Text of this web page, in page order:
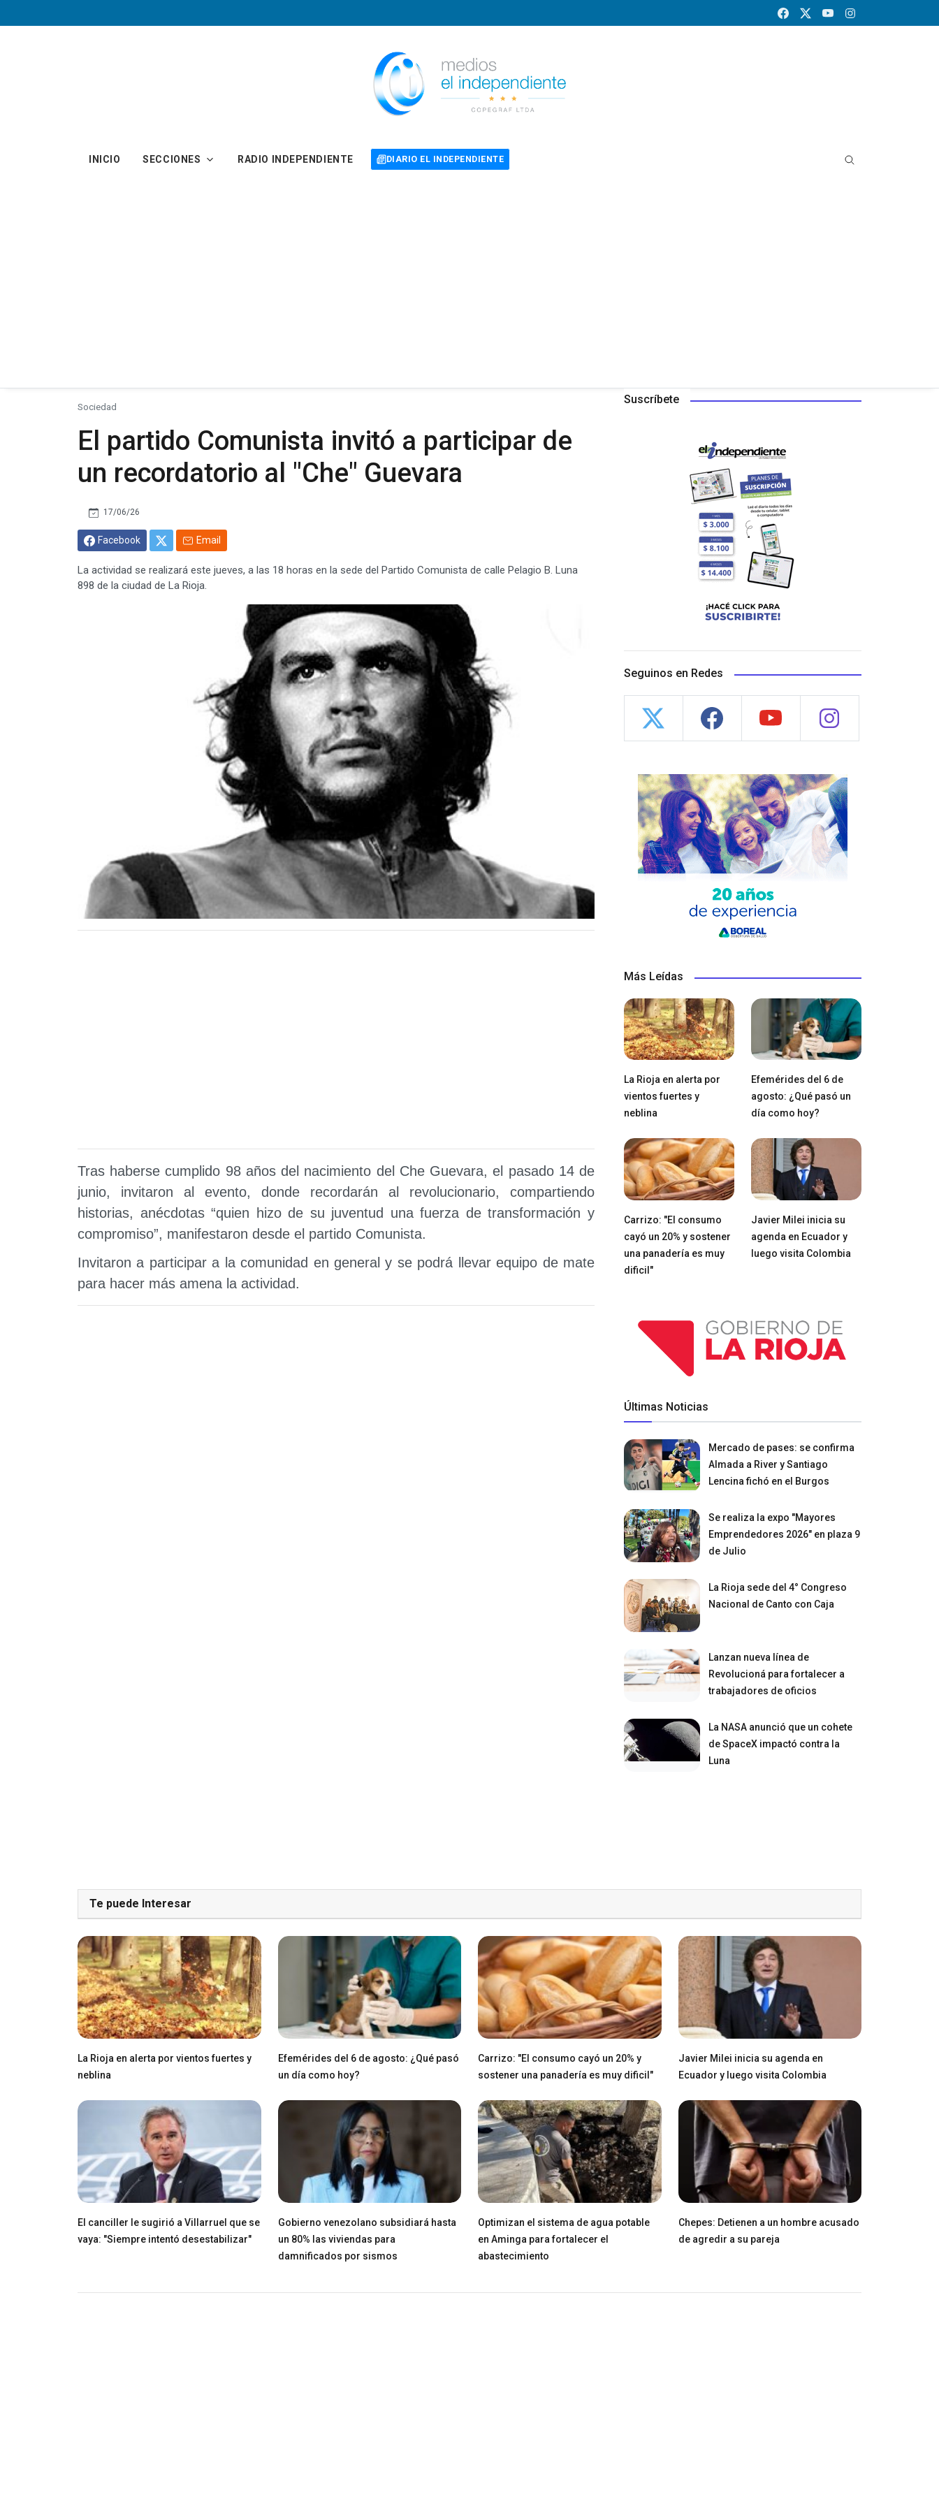
INICIO SECCIONES RADIO INDEPENDIENTE DIARIO EL INDEPENDIENTE
Sociedad
El partido Comunista invitó a participar de
un recordatorio al "Che" Guevara
17/06/26
Facebook Email
La actividad se realizará este jueves, a las 18 horas en la sede del Partido Comunista de calle Pelagio B. Luna
898 de la ciudad de La Rioja.
Tras haberse cumplido 98 años del nacimiento del Che Guevara, el pasado 14 de
junio, invitaron al evento, donde recordarán al revolucionario, compartiendo
historias, anécdotas “quien hizo de su juventud una fuerza de transformación y
compromiso”, manifestaron desde el partido Comunista.
Invitaron a participar a la comunidad en general y se podrá llevar equipo de mate
para hacer más amena la actividad.
Suscríbete
Seguinos en Redes
Más Leídas
La Rioja en alerta por
vientos fuertes y
neblina
Efemérides del 6 de
agosto: ¿Qué pasó un
día como hoy?
Carrizo: "El consumo
cayó un 20% y sostener
una panadería es muy
dificil"
Javier Milei inicia su
agenda en Ecuador y
luego visita Colombia
Últimas Noticias
Mercado de pases: se confirma
Almada a River y Santiago
Lencina fichó en el Burgos
Se realiza la expo "Mayores
Emprendedores 2026" en plaza 9
de Julio
La Rioja sede del 4° Congreso
Nacional de Canto con Caja
Lanzan nueva línea de
Revolucioná para fortalecer a
trabajadores de oficios
La NASA anunció que un cohete
de SpaceX impactó contra la
Luna
Te puede Interesar
La Rioja en alerta por vientos fuertes y
neblina
Efemérides del 6 de agosto: ¿Qué pasó
un día como hoy?
Carrizo: "El consumo cayó un 20% y
sostener una panadería es muy dificil"
Javier Milei inicia su agenda en
Ecuador y luego visita Colombia
El canciller le sugirió a Villarruel que se
vaya: "Siempre intentó desestabilizar"
Gobierno venezolano subsidiará hasta
un 80% las viviendas para
damnificados por sismos
Optimizan el sistema de agua potable
en Aminga para fortalecer el
abastecimiento
Chepes: Detienen a un hombre acusado
de agredir a su pareja